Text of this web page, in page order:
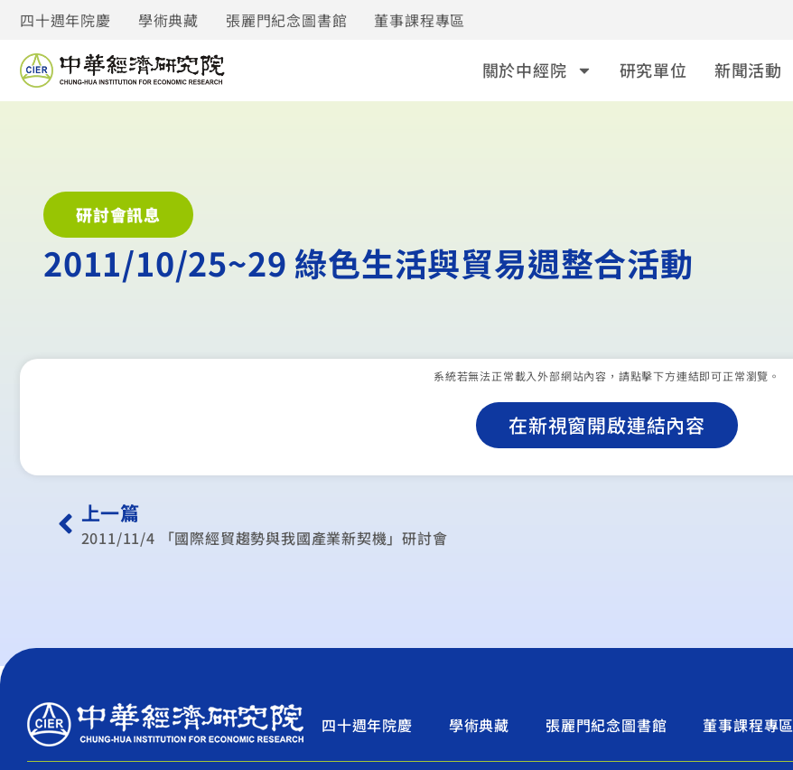
四十週年院慶 學術典藏 張麗門紀念圖書館 董事課程專區
關於中經院 研究單位 新聞活動
研討會訊息
2011/10/25~29 綠色生活與貿易週整合活動
系統若無法正常載入外部網站內容，請點擊下方連結即可正常瀏覽。
在新視窗開啟連結內容
上一篇
2011/11/4 「國際經貿趨勢與我國產業新契機」研討會
四十週年院慶 學術典藏 張麗門紀念圖書館 董事課程專區